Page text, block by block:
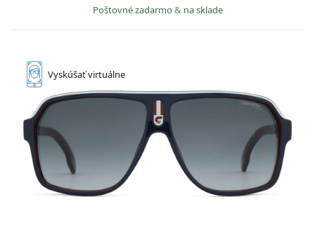
Poštovné zadarmo& na sklade
Vyskúšaťvirtuálne